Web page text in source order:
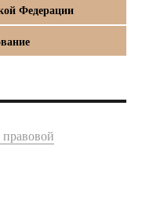
Федерации